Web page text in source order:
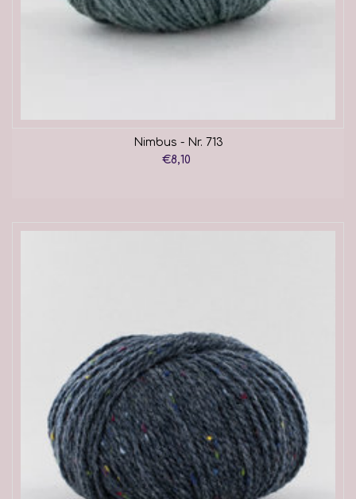
Nimbus - Nr. 713
€8,10